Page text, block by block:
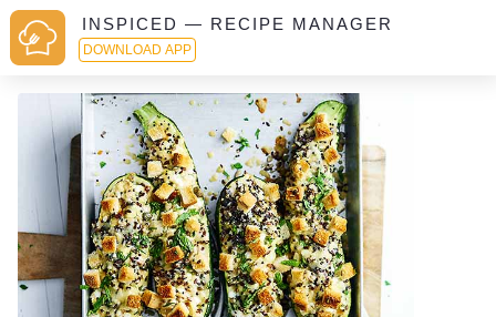
INSPICED — RECIPE MANAGER
DOWNLOAD APP